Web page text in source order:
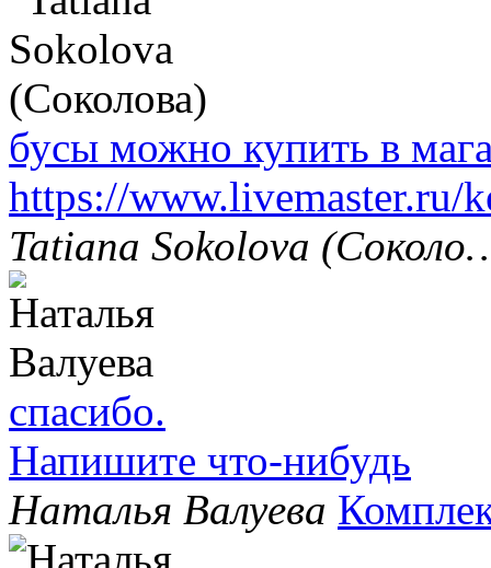
бусы можно купить в
https://www.livemaster.ru/
Tatiana Sokolova
спасибо.
Напишите что-нибудь
Наталья Валуева